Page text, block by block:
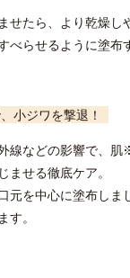
せたら、より乾燥
べらせるように塗布
小ジワを撃退！
線などの影響で、
ませる徹底ケア。
元を中心に塗布し
す。